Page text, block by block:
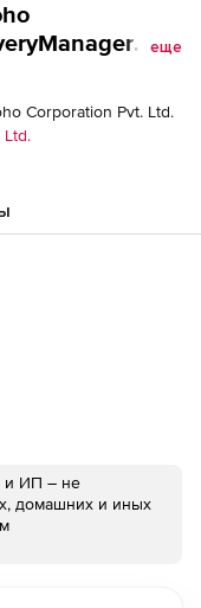
PST export
еще
Corporation Pvt. Ltd.
Ltd.
и ИП – не
домашних и иных